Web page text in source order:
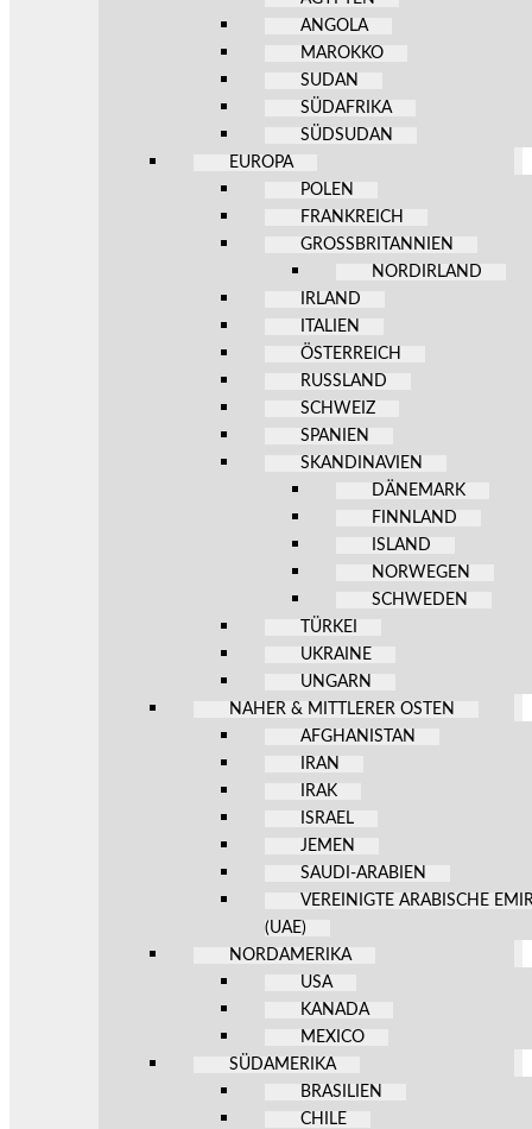
ANGOLA
MAROKKO
SUDAN
SÜDAFRIKA
SÜDSUDAN
EUROPA
POLEN
FRANKREICH
GROSSBRITANNIEN
NORDIRLAND
IRLAND
ITALIEN
ÖSTERREICH
RUSSLAND
SCHWEIZ
SPANIEN
SKANDINAVIEN
DÄNEMARK
FINNLAND
ISLAND
NORWEGEN
SCHWEDEN
TÜRKEI
UKRAINE
UNGARN
NAHER & MITTLERER OSTEN
AFGHANISTAN
IRAN
IRAK
ISRAEL
JEMEN
SAUDI-ARABIEN
VEREINIGTE ARABISCHE
(UAE)
NORDAMERIKA
USA
KANADA
MEXICO
SÜDAMERIKA
BRASILIEN
CHILE